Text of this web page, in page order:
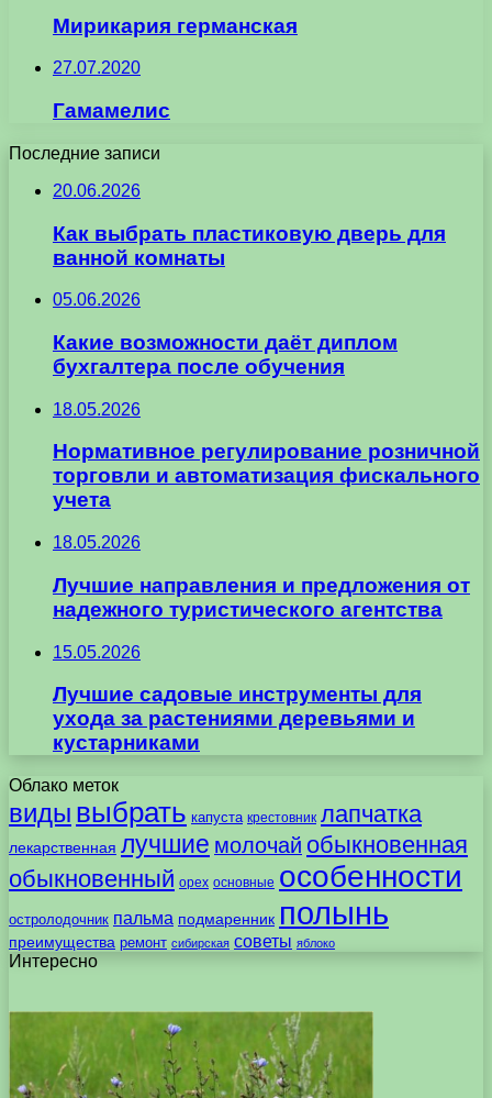
Мирикария германская
27.07.2020
Гамамелис
Последние записи
20.06.2026
Как выбрать пластиковую дверь для
ванной комнаты
05.06.2026
Какие возможности даёт диплом
бухгалтера после обучения
18.05.2026
Нормативное регулирование розничной
торговли и автоматизация фискального
учета
18.05.2026
Лучшие направления и предложения от
надежного туристического агентства
15.05.2026
Лучшие садовые инструменты для
ухода за растениями деревьями и
кустарниками
Облако меток
виды выбрать капуста крестовник лапчатка
лекарственная лучшие молочай обыкновенная
обыкновенный орех основные особенности
остролодочник пальма подмаренник полынь
преимущества ремонт сибирская советы яблоко
Интересно